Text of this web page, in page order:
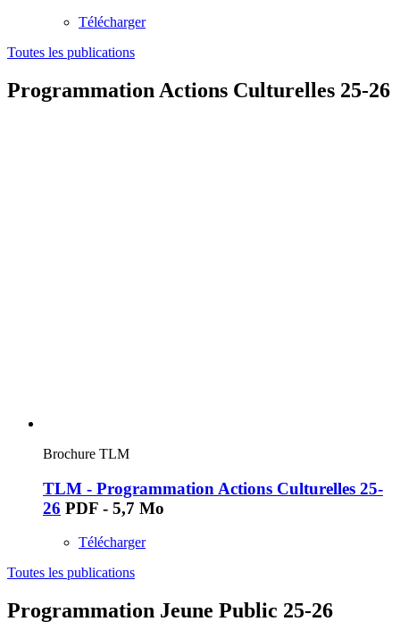
Télécharger
Toutes les publications
Programmation Actions Culturelles 25-26
Brochure TLM
TLM - Programmation Actions Culturelles 25-
26 PDF - 5,7 Mo
Télécharger
Toutes les publications
Programmation Jeune Public 25-26